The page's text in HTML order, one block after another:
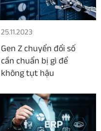
25.11.2023
Gen Z chuyển đổi số
cần chuẩn bị gì để
không tụt hậu